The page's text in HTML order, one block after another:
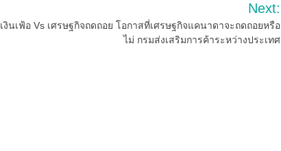
Next:
เงินเฟ้อ Vs เศรษฐกิจถดถอย โอกาสที่เศรษฐกิจแคนาดาจะถดถอยหรือ
ไม่ กรมส่งเสริมการค้าระหว่างประเทศ